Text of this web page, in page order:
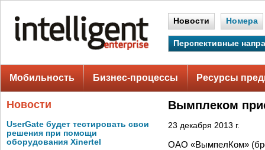
Новости Номера
Перспективные
Мобильность Бизнес-процессы Ресурсы
Новости
UserGate будет тестировать свои
решения при помощи
оборудования Xinertel
Вымплеком
23 декабря 2013 г.
ОАО «ВымпелКом»